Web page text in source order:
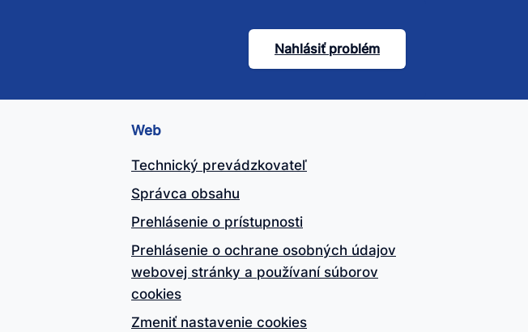
Nahlásiť problém
Web
Technický prevádzkovateľ
Správca obsahu
Prehlásenie o prístupnosti
Prehlásenie o ochrane osobných údajov
webovej stránky a používaní súborov
cookies
Zmeniť nastavenie cookies